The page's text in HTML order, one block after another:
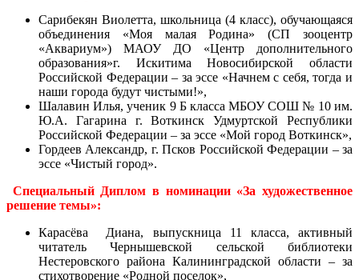
Сарибекян Виолетта, школьница (4 класс), обучающаяся
объединения «Моя малая Родина» (СП зооцентр
«Аквариум») МАОУ ДО «Центр дополнительного
образования»г. Искитима Новосибирской области
Российской Федерации – за эссе «Начнем с себя, тогда и
наши города будут чистыми!»,
Шалавин Илья, ученик 9 Б класса МБОУ СОШ № 10 им.
Ю.А. Гагарина г. Воткинск Удмуртской Республики
Российской Федерации – за эссе «Мой город Воткинск»,
Гордеев Александр, г. Псков Российской Федерации – за
эссе «Чистый город».
Специальный Диплом в номинации «За художественное
решение темы»:
Карасёва Диана, выпускница 11 класса, активный
читатель Чернышевской сельской библиотеки
Нестеровского района Калининградской области – за
стихотворение «Родной поселок»,